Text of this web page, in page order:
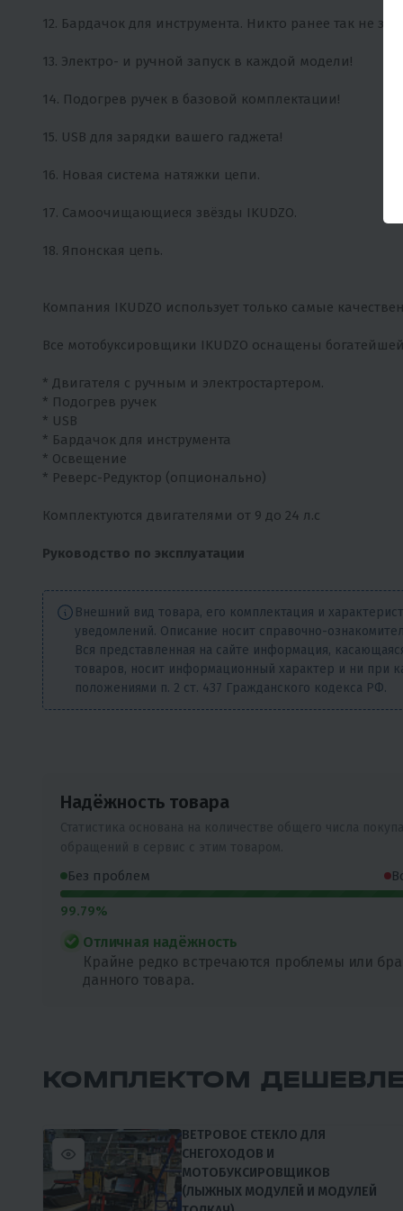
12. Бардачок для инструмента. Никто ранее так не
13. Электро- и ручной запуск в каждой модели!
14. Подогрев ручек в базовой комплектации!
15. USB для зарядки вашего гаджета!
16. Новая система натяжки цепи.
17. Самоочищающиеся звёзды IKUDZO.
18. Японская цепь.
Компания IKUDZO использует только самые
Все мотобуксировщики IKUDZO оснащены
* Двигателя с ручным и электростартером.
* Подогрев ручек
* USB
* Бардачок для инструмента
* Освещение
* Реверс-Редуктор (опционально)
Комплектуются двигателями от 9 до 24 л.с
Руководство по эксплуатации
Внешний вид товара, его комплектация и
уведомлений. Описание носит справочно-
Вся представленная на сайте информация,
товаров, носит информационный характер и ни при
положениями п. 2 ст. 437 Гражданского кодекса РФ.
Надёжность товара
Без проблем
99.79%
Отличная надёжность
Крайне редко встречаются проблемы или
данного товара.
КОМПЛЕКТОМ ДЕШЕВЛЕ
ВЕТРОВОЕ СТЕКЛО ДЛЯ
СНЕГОХОДОВ И
МОТОБУКСИРОВЩИКОВ
(ЛЫЖНЫХ МОДУЛЕЙ И МОДУЛЕЙ